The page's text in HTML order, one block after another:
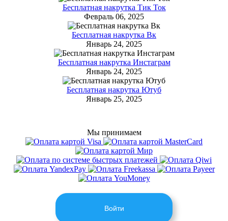
Бесплатная накрутка Тик Ток
Февраль 06, 2025
Бесплатная накрутка Вк
Январь 24, 2025
Бесплатная накрутка Инстаграм
Январь 24, 2025
Бесплатная накрутка Ютуб
Январь 25, 2025
Мы принимаем
Войти